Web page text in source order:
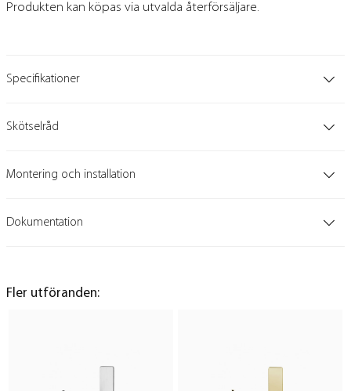
Produkten kan köpas via utvalda återförsäljare.
Specifikationer
Skötselråd
Montering och installation
Dokumentation
Fler utföranden: